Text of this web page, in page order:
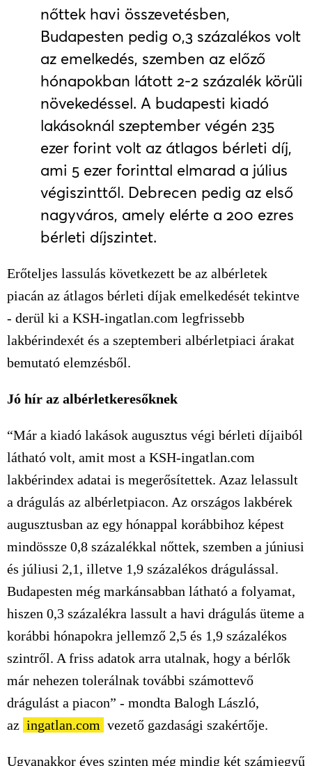
nőttek havi összevetésben,
Budapesten pedig 0,3 százalékos volt
az emelkedés, szemben az előző
hónapokban látott 2-2 százalék körüli
növekedéssel. A budapesti kiadó
lakásoknál szeptember végén 235
ezer forint volt az átlagos bérleti díj,
ami 5 ezer forinttal elmarad a július
végiszinttől. Debrecen pedig az első
nagyváros, amely elérte a 200 ezres
bérleti díjszintet.
Erőteljes lassulás következett be az albérletek
piacán az átlagos bérleti díjak emelkedését tekintve
- derül ki a KSH-ingatlan.com legfrissebb
lakbérindexét és a szeptemberi albérletpiaci árakat
bemutató elemzésből.
Jó hír az albérletkeresőknek
“Már a kiadó lakások augusztus végi bérleti díjaiból
látható volt, amit most a KSH-ingatlan.com
lakbérindex adatai is megerősítettek. Azaz lelassult
a drágulás az albérletpiacon. Az országos lakbérek
augusztusban az egy hónappal korábbihoz képest
mindössze 0,8 százalékkal nőttek, szemben a júniusi
és júliusi 2,1, illetve 1,9 százalékos drágulással.
Budapesten még markánsabban látható a folyamat,
hiszen 0,3 százalékra lassult a havi drágulás üteme a
korábbi hónapokra jellemző 2,5 és 1,9 százalékos
szintről. A friss adatok arra utalnak, hogy a bérlők
már nehezen tolerálnak további számottevő
drágulást a piacon” - mondta Balogh László,
az ingatlan.com vezető gazdasági szakértője.
Ugyanakkor éves szinten még mindig két számjegyű